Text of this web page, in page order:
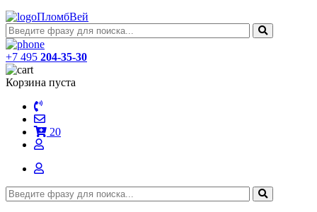
ПломбВей
+7 495 204-35-30
Корзина пуста
20